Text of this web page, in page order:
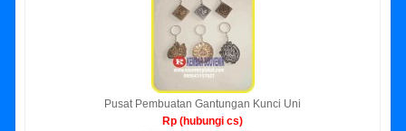
Pusat Pembuatan Gantungan Kunci Uni
Rp (hubungi cs)